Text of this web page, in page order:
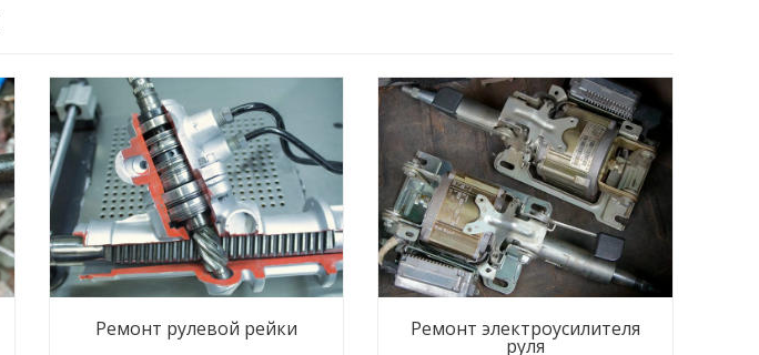
Ремонт рулевой рейки Ремонт электроусилителя
руля